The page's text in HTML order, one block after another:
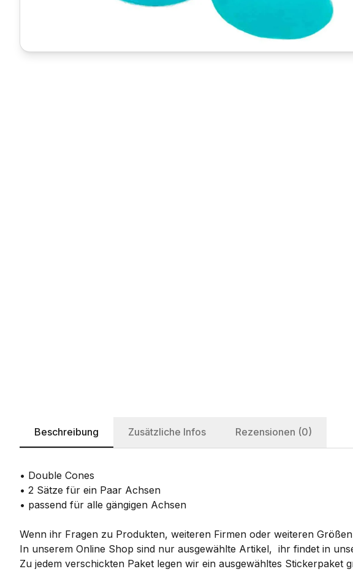
Beschreibung Zusätzliche Infos Rezensionen (0)
• Double Cones
• 2 Sätze für ein Paar Achsen
• passend für alle gängigen Achsen
Wenn ihr Fragen zu Produkten, weiteren Firmen oder weiteren
In unserem Online Shop sind nur ausgewählte Artikel, ihr findet in
Zu jedem verschickten Paket legen wir ein ausgewähltes Stickerpaket